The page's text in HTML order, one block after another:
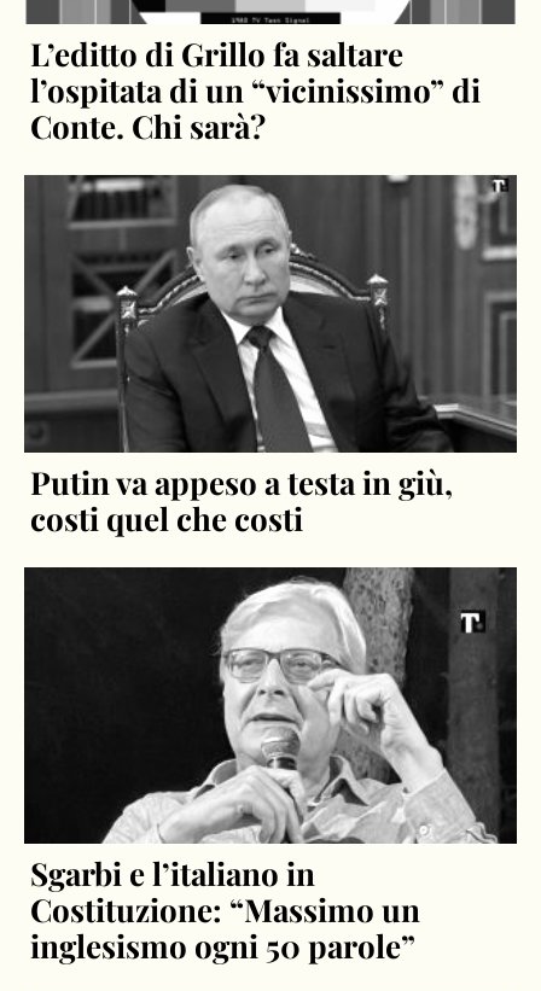
L’editto di Grillo fa saltare
l’ospitata di un “vicinissimo” di
Conte. Chi sarà?
Putin va appeso a testa in giù,
costi quel che costi
Sgarbi e l’italiano in
Costituzione: “Massimo un
inglesismo ogni 50 parole”